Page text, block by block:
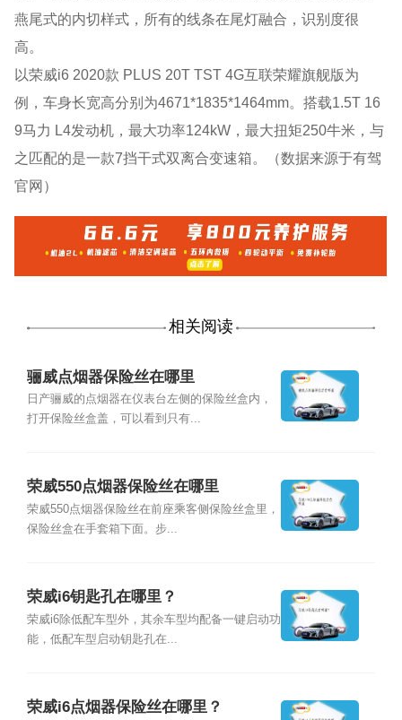
燕尾式的内切样式，所有的线条在尾灯融合，识别度很
高。
以荣威i6 2020款 PLUS 20T TST 4G互联荣耀旗舰版为
例，车身长宽高分别为4671*1835*1464mm。搭载1.5T 16
9马力 L4发动机，最大功率124kW，最大扭矩250牛米，与
之匹配的是一款7挡干式双离合变速箱。（数据来源于有驾
官网）
相关阅读
骊威点烟器保险丝在哪里
日产骊威的点烟器在仪表台左侧的保险丝盒内，
打开保险丝盒盖，可以看到只有...
荣威550点烟器保险丝在哪里
荣威550点烟器保险丝在前座乘客侧保险丝盒里，
保险丝盒在手套箱下面。步...
荣威i6钥匙孔在哪里？
荣威i6除低配车型外，其余车型均配备一键启动功
能，低配车型启动钥匙孔在...
荣威i6点烟器保险丝在哪里？